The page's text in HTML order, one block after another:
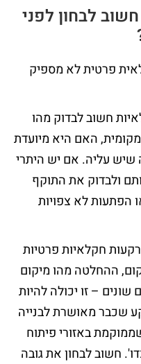
לבחון לפני
פרטית לא מספיק
חשוב לבדוק מהו
האם היא מיועדת
שיש עליה. אם יש היתרי
ולבדוק את התוקף
הפתעות לא צפויות
חקלאיות פרטיות
ההחלטה מהו מיקום
– זו יכולה להיות
שכבר מאושרת לבנייה
באזורי פיתוח
חשוב לבחון את גובה